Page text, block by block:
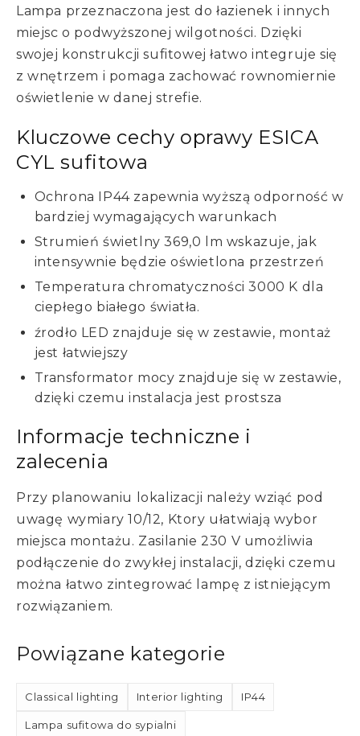
Lampa przeznaczona jest do łazienek i innych
miejsc o podwyższonej wilgotności. Dzięki
swojej konstrukcji sufitowej łatwo integruje się
z wnętrzem i pomaga zachować rownomiernie
oświetlenie w danej strefie.
Kluczowe cechy oprawy ESICA
CYL sufitowa
Ochrona IP44 zapewnia wyższą odporność w
bardziej wymagających warunkach
Strumień świetlny 369,0 lm wskazuje, jak
intensywnie będzie oświetlona przestrzeń
Temperatura chromatyczności 3000 K dla
ciepłego białego światła.
źrodło LED znajduje się w zestawie, montaż
jest łatwiejszy
Transformator mocy znajduje się w zestawie,
dzięki czemu instalacja jest prostsza
Informacje techniczne i
zalecenia
Przy planowaniu lokalizacji należy wziąć pod
uwagę wymiary 10/12, Ktory ułatwiają wybor
miejsca montażu. Zasilanie 230 V umożliwia
podłączenie do zwykłej instalacji, dzięki czemu
można łatwo zintegrować lampę z istniejącym
rozwiązaniem.
Powiązane kategorie
Classical lighting Interior lighting IP44
Lampa sufitowa do sypialni